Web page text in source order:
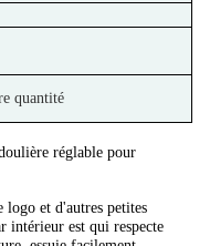
quantité
réglable pour
logo et d'autres petites
intérieur est qui respecte